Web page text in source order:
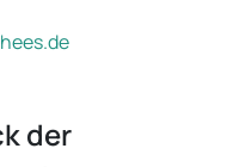
der